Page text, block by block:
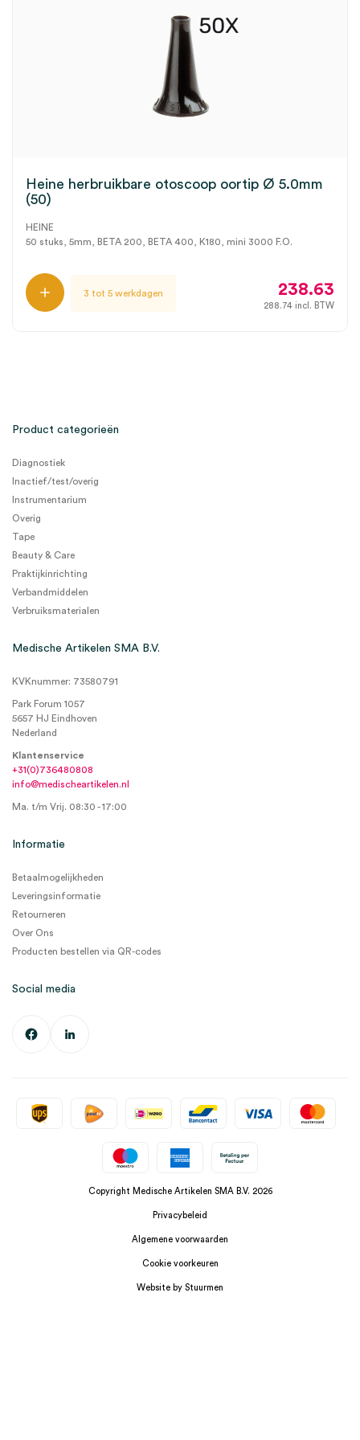
Heine herbruikbare otoscoop oortip Ø 5.0mm
(50)
HEINE
50 stuks, 5mm, BETA 200, BETA 400, K180, mini 3000 F.O.
3 tot 5 werkdagen 238.63
288.74 incl. BTW
Product categorieën
Diagnostiek
Inactief/test/overig
Instrumentarium
Overig
Tape
Beauty & Care
Praktijkinrichting
Verbandmiddelen
Verbruiksmaterialen
Medische Artikelen SMA B.V.
KVKnummer: 73580791
Park Forum 1057
5657 HJ Eindhoven
Nederland
Klantenservice
+31(0)736480808
info@medischeartikelen.nl
Ma. t/m Vrij. 08:30 - 17:00
Informatie
Betaalmogelijkheden
Leveringsinformatie
Retourneren
Over Ons
Producten bestellen via QR-codes
Social media
Copyright Medische Artikelen SMA B.V. 2026
Privacybeleid
Algemene voorwaarden
Cookie voorkeuren
Website by Stuurmen